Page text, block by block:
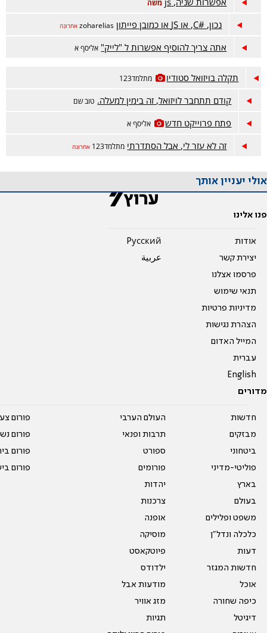
משה
נכון, #C, או JS או כמובן פייתון zoharelias אחרונה
אתה צריך להוסיף אפשרות ל "לייק" אליסף א
תקלה בויזואל סטודיו מתלמד123
קודם תתחבר לויזואל, זה בימין למעלה. טוב שם
פתח פרוייקט חדש אליסף א
זה לא עזר לי, אבל הסתדרתי מתלמד123 אחרונה
אולי יעניין אותך
פנו אלינו
אודות
יצירת קשר
פרסמו אצלנו
תנאי שימוש
מדיניות פרטיות
הצהרת נגישות
המייל האדום
עברית
English
Pусский
عربية
מדורים
חדשות
מבזקים
ביטחוני
פוליטי-מדיני
בארץ
בעולם
משפט ופלילים
כלכלה ונדל"ן
דעות
חדשות המגזר
אוכל
כיפה שחורה
דיגיטל
העולם הערבי
תרבות ופנאי
ספורט
פורומים
יהדות
צרכנות
אופנה
מוסיקה
פיוטקאסט
ילדודס
מודעות אבל
מזג אוויר
תגיות
פורום
פורום
פורום
פורום